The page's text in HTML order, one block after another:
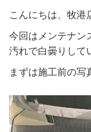
こんにちは、牧港
今回はメンテナン
汚れで白曇りして
まずは施工前の写